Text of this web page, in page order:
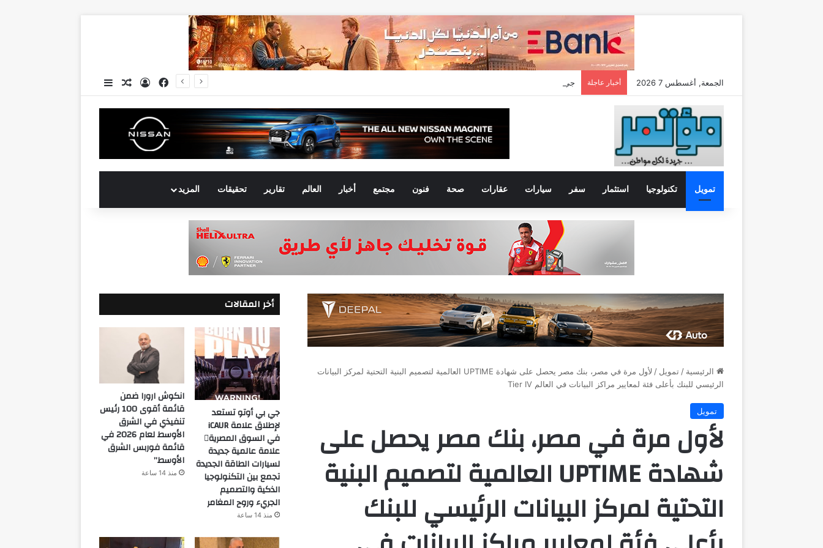
الجمعة, أغسطس 7 2026 أخبار عاجلة فيسبوكتسجيل الدخول
مقال عشوائي
إضافة عمود جانبي
تمويل تكنولوجيا استثمار سفر سيارات عقارات صحة فنون مجتمع أخبار العالم تقارير تحقيقات المزيد
الرئيسية / تمويل /
لأول مرة في مصر، بنك مصر يحصل على شهادة UPTIME العالمية لتصميم البنية التحتية لمركز البيانات
الرئيسي للبنك بأعلى فئة لمعايير مراكز البيانات في العالم Tier IV
تمويل
لأول مرة في مصر، بنك مصر يحصل على
شهادة UPTIME العالمية لتصميم البنية
التحتية لمركز البيانات الرئيسي للبنك
أخر المقالات
جي بي أوتو تستعد
لإطلاق علامة iCAUR
في السوق المصرية
علامة عالمية جديدة
لسيارات الطاقة الجديدة
تجمع بين التكنولوجيا
الذكية والتصميم
الجريء وروح المغامر
منذ 14 ساعة
انكوش ارورا ضمن
قائمة أقوى 100 رئيس
تنفيذي في الشرق
الأوسط لعام 2026 في
قائمة فوربس الشرق
الأوسط”
منذ 14 ساعة